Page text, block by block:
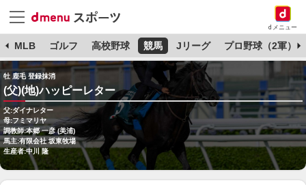
dメニュー
MLB ゴルフ 高校野球 競馬 Jリーグ プロ野球（2軍）
牡 鹿毛 登録抹消
(父)(地)ハッピーレター
父:ダイナレター
母:フミマリヤ
調教師:本郷 一彦 (美浦)
馬主:有限会社 坂東牧場
生産者:中川 隆